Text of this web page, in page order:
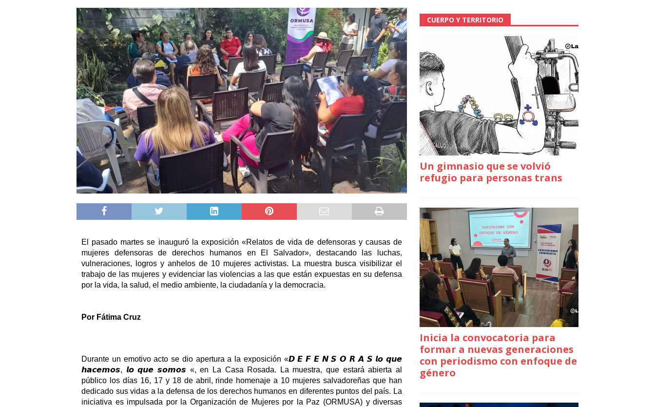
El pasado martes se inauguró la exposición «Relatos de vida de defensoras y causas de
mujeres defensoras de derechos humanos en El Salvador», destacando las luchas,
vulneraciones, logros y anhelos de 10 mujeres activistas. La muestra busca visibilizar el
trabajo de las mujeres y evidenciar las violencias a las que están expuestas en su defensa
por la vida, la salud, el medio ambiente, la ciudadanía y la democracia.
Por Fátima Cruz
Durante un emotivo acto se dio apertura a la exposición «𝘿 𝙀 𝙁 𝙀 𝙉 𝙎 𝙊 𝙍 𝘼 𝙎 𝙡𝙤 𝙦𝙪𝙚
𝙝𝙖𝙘𝙚𝙢𝙤𝙨, 𝙡𝙤 𝙦𝙪𝙚 𝙨𝙤𝙢𝙤𝙨 «, en La Casa Rosada. La muestra, que estará abierta al
público los días 16, 17 y 18 de abril, rinde homenaje a 10 mujeres salvadoreñas que han
dedicado sus vidas a la defensa de los derechos humanos en diferentes puntos del país. La
iniciativa es impulsada por la Organización de Mujeres por la Paz (ORMUSA) y diversas
CUERPO Y TERRITORIO
Un gimnasio que se volvió
refugio para personas trans
Inicia la convocatoria para
formar a nuevas generaciones
con periodismo con enfoque de
género